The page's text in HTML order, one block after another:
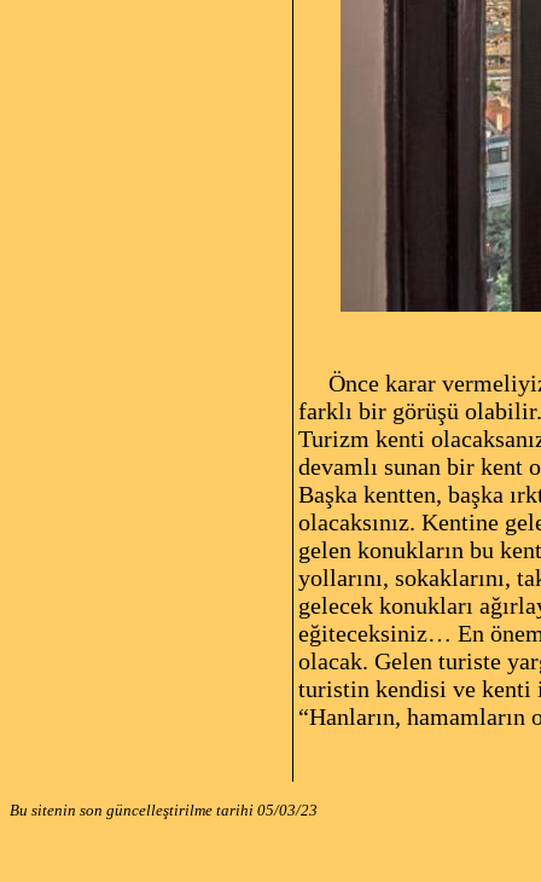
Önce karar
farklı bir görüşü
Turizm kenti
devamlı sunan bir kent
Başka kentten, başka
olacaksınız. Kentine
gelen konukların bu
yollarını, sokaklarını,
gelecek konukları
eğiteceksiniz… En
olacak. Gelen turiste
turistin kendisi ve kenti
“Hanların,
Bu sitenin son güncelleştirilme tarihi 05/03/23